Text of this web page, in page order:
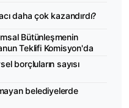
daha çok kazandırdı?
Bütünleşmenin
Teklifi Komisyon'da
borçluların sayısı
belediyelerde